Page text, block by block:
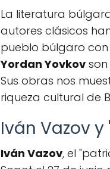
La literatura
autores clásicos
pueblo búlgaro
Yordan Yovkov
Sus obras nos
riqueza cultural de
Iván Vazov y
Iván Vazov, el